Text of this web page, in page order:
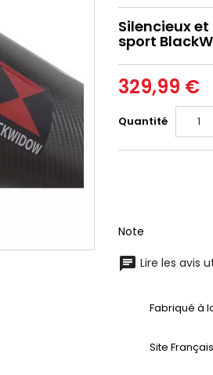
Silencieux
sport
329,99 €
Quantité
Note
Lire les avis
Fabriqué à
Site